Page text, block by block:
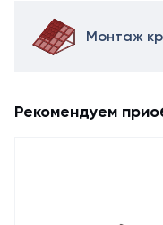
Монтаж
Рекомендуем